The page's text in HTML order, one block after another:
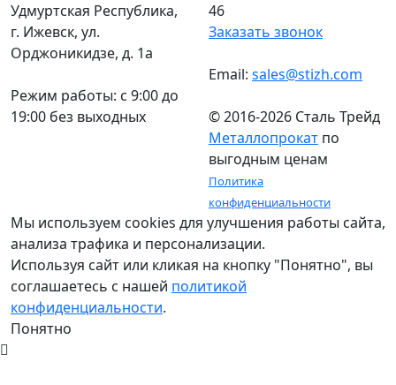
Удмуртская Республика,
г. Ижевск, ул.
Орджоникидзе, д. 1а
Режим работы: c 9:00 до
19:00 без выходных
46
Заказать звонок
Email: sales@stizh.com
© 2016-2026 Сталь Трейд
Металлопрокат по
выгодным ценам
Политика
конфиденциальности
Мы используем cookies для улучшения работы сайта,
анализа трафика и персонализации.
Используя сайт или кликая на кнопку "Понятно", вы
соглашаетесь с нашей политикой
конфиденциальности.
Понятно